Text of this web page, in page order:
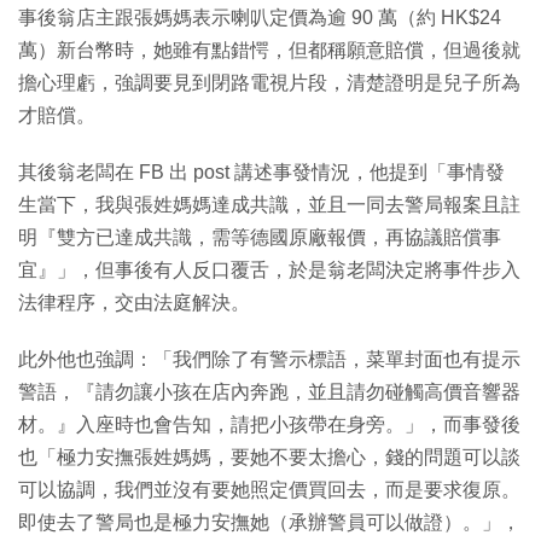
事後翁店主跟張媽媽表示喇叭定價為逾 90 萬（約 HK$24
萬）新台幣時，她雖有點錯愕，但都稱願意賠償，但過後就
擔心理虧，強調要見到閉路電視片段，清楚證明是兒子所為
才賠償。
其後翁老闆在 FB 出 post 講述事發情況，他提到「事情發
生當下，我與張姓媽媽達成共識，並且一同去警局報案且註
明『雙方已達成共識，需等德國原廠報價，再協議賠償事
宜』」，但事後有人反口覆舌，於是翁老闆決定將事件步入
法律程序，交由法庭解決。
此外他也強調：「我們除了有警示標語，菜單封面也有提示
警語，『請勿讓小孩在店內奔跑，並且請勿碰觸高價音響器
材。』入座時也會告知，請把小孩帶在身旁。」，而事發後
也「極力安撫張姓媽媽，要她不要太擔心，錢的問題可以談
可以協調，我們並沒有要她照定價買回去，而是要求復原。
即使去了警局也是極力安撫她（承辦警員可以做證）。」，